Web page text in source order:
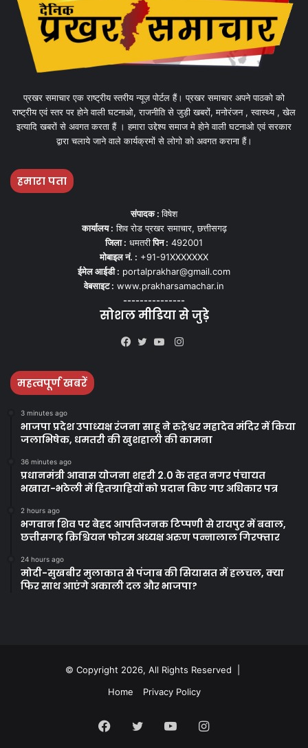
प्रखर समाचार एक राष्ट्रीय स्तरीय न्यूज़ पोर्टल हैं। प्रखर समाचार अपने पाठको को
राष्ट्रीय एवं स्तर पर होने वाली घटनाओ, राजनीति से जुड़ी खबरों, मनोरंजन , स्वास्थ्य , खेल
इत्यादि खबरों से अवगत करता हैं । हमारा उद्देश्य समाज मे होने वाली घटनाओ एवं सरकार
द्वारा चलाये जाने वाले कार्यक्रमों से लोगो को अवगत कराना हैं।
हमारा पता
संपादक :विषेश
कार्यालय : शिव रोड प्रखर समाचार, छत्तीसगढ़
जिला : धमतरीपिन : 492001
मोबाइल नं. : +91-91XXXXXXX
ईमेल आईडी : portalprakhar@gmail.com
वेबसाइट : www.prakharsamachar.in
---------------
सोशल मीडिया से जुड़े
Instagram
महत्वपूर्ण खबरें
3 minutes ago
भाजपा प्रदेश उपाध्यक्ष रंजना साहू ने रुद्रेश्वर महादेव मंदिर में किया
जलाभिषेक, धमतरी की खुशहाली की कामना
36 minutes ago
प्रधानमंत्री आवास योजना शहरी 2.0 के तहत नगर पंचायत
भखारा-भठेली में हितग्राहियों को प्रदान किए गए अधिकार पत्र
2 hours ago
भगवान शिव पर बेहद आपत्तिजनक टिप्पणी से रायपुर में बवाल,
छत्तीसगढ़ क्रिश्चियन फोरम अध्यक्ष अरुण पन्नालाल गिरफ्तार
24 hours ago
मोदी-सुखबीर मुलाकात से पंजाब की सियासत में हलचल, क्या
फिर साथ आएंगे अकाली दल और भाजपा?
© Copyright 2026, All Rights Reserved |
Home
Privacy Policy
Facebook
TwitterYouTubeInstagram